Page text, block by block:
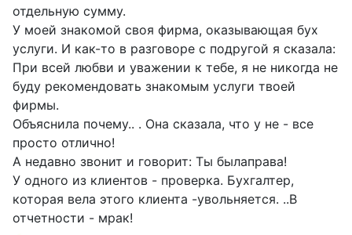
отдельную сумму.
У моей знакомой своя фирма, оказывающая бух
услуги. И как-то в разговоре с подругой я сказала:
При всей любви и уважении к тебе, я не никогда не
буду рекомендовать знакомым услуги твоей
фирмы.
Объяснила почему.. . Она сказала, что у не - все
просто отлично!
А недавно звонит и говорит: Ты былаправа!
У одного из клиентов - проверка. Бухгалтер,
которая вела этого клиента -увольняется. ..В
отчетности - мрак!